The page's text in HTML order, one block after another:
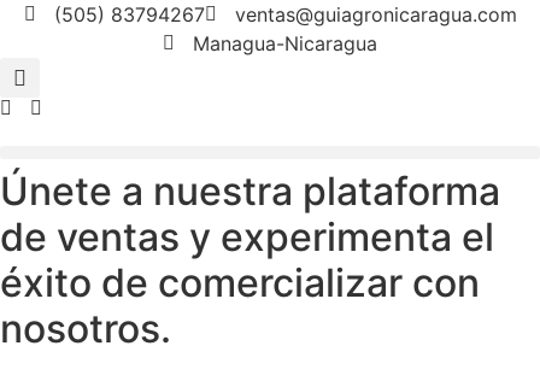
contenido
(505) 83794267
ventas@guiagronicaragua.com
Managua-Nicaragua
Únete a nuestra plataforma
de ventas y experimenta el
éxito de comercializar con
nosotros.